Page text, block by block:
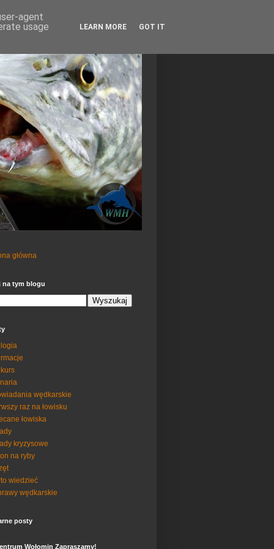
główna
na tym blogu
wędkarskie
raz na łowisku
łowiska
kryzysowe
na ryby
wiedzieć
wędkarskie
posty
Wołomin Zapraszamy!
agent
usage
LEARN MORE GOT IT